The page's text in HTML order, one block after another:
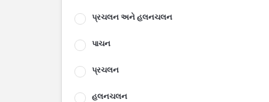
પ્રચલન અને હલનચલન
પાચન
પ્રચલન
હલનચલન